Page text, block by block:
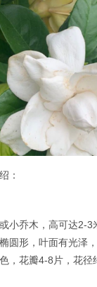
：
小乔木，高可达2-3
圆形，叶面有光泽
，花瓣4-8片，花径